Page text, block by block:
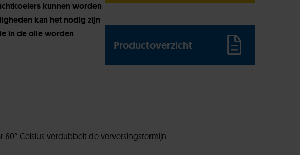
kunnen worden
kan het nodig zijn
in de olie worden
Productoverzicht
Celsius verdubbelt de verversingstermijn.